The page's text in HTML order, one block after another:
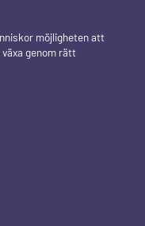
möjligheten att
genom rätt